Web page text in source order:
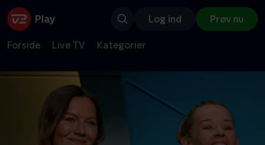
Log ind Prøv nu
Forside Live TV Kategorier